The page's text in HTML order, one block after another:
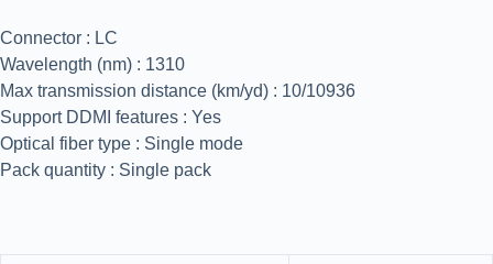
Connector : LC
Wavelength (nm) : 1310
Max transmission distance (km/yd) : 10/10936
Support DDMI features : Yes
Optical fiber type : Single mode
Pack quantity : Single pack